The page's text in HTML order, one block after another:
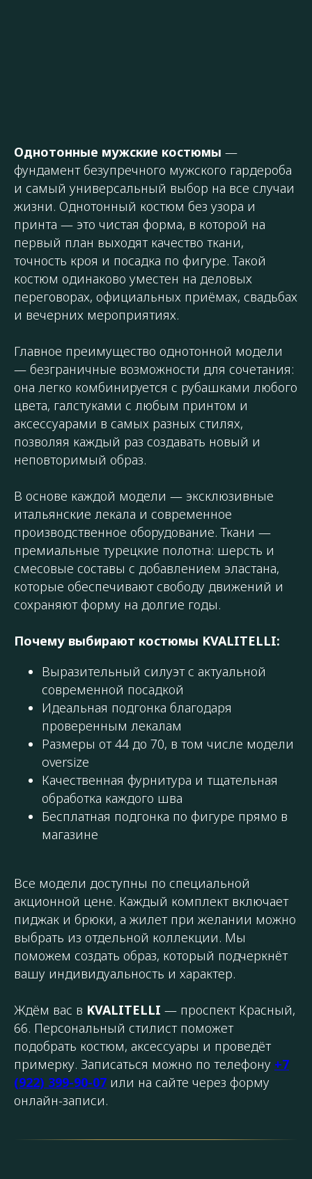
Однотонные мужские костюмы —
фундамент безупречного мужского гардероба
и самый универсальный выбор на все случаи
жизни. Однотонный костюм без узора и
принта — это чистая форма, в которой на
первый план выходят качество ткани,
точность кроя и посадка по фигуре. Такой
костюм одинаково уместен на деловых
переговорах, официальных приёмах, свадьбах
и вечерних мероприятиях.
Главное преимущество однотонной модели
— безграничные возможности для сочетания:
она легко комбинируется с рубашками любого
цвета, галстуками с любым принтом и
аксессуарами в самых разных стилях,
позволяя каждый раз создавать новый и
неповторимый образ.
В основе каждой модели — эксклюзивные
итальянские лекала и современное
производственное оборудование. Ткани —
премиальные турецкие полотна: шерсть и
смесовые составы с добавлением эластана,
которые обеспечивают свободу движений и
сохраняют форму на долгие годы.
Почему выбирают костюмы KVALITELLI:
Выразительный силуэт с актуальной
современной посадкой
Идеальная подгонка благодаря
проверенным лекалам
Размеры от 44 до 70, в том числе модели
oversize
Качественная фурнитура и тщательная
обработка каждого шва
Бесплатная подгонка по фигуре прямо в
магазине
Все модели доступны по специальной
акционной цене. Каждый комплект включает
пиджак и брюки, а жилет при желании можно
выбрать из отдельной коллекции. Мы
поможем создать образ, который подчеркнёт
вашу индивидуальность и характер.
Ждём вас в KVALITELLI — проспект Красный,
66. Персональный стилист поможет
подобрать костюм, аксессуары и проведёт
примерку. Записаться можно по телефону +7
(922) 399-90-07 или на сайте через форму
онлайн-записи.